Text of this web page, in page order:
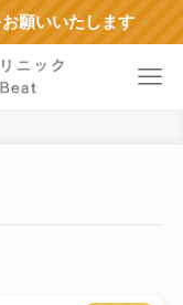
願いいたします